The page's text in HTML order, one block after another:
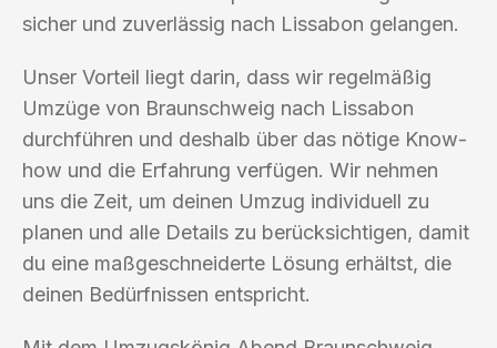
sicher und zuverlässig nach Lissabon gelangen.
Unser Vorteil liegt darin, dass wir regelmäßig
Umzüge von Braunschweig nach Lissabon
durchführen und deshalb über das nötige Know-
how und die Erfahrung verfügen. Wir nehmen
uns die Zeit, um deinen Umzug individuell zu
planen und alle Details zu berücksichtigen, damit
du eine maßgeschneiderte Lösung erhältst, die
deinen Bedürfnissen entspricht.